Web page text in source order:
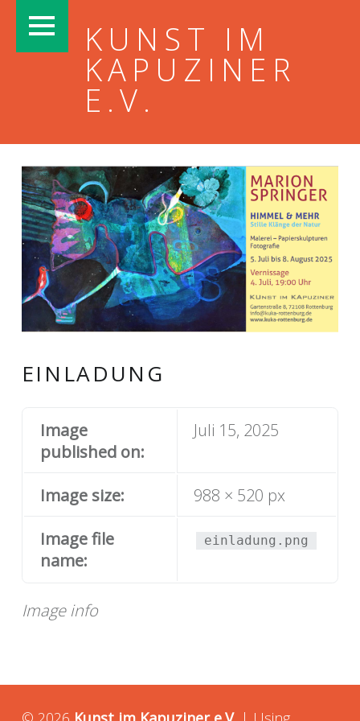
KUNST IM
KAPUZINER
E.V.
EINLADUNG
Image info
Image
published on:
Juli 15, 2025
Image size:
988 × 520 px
Image file
name:
einladung.png